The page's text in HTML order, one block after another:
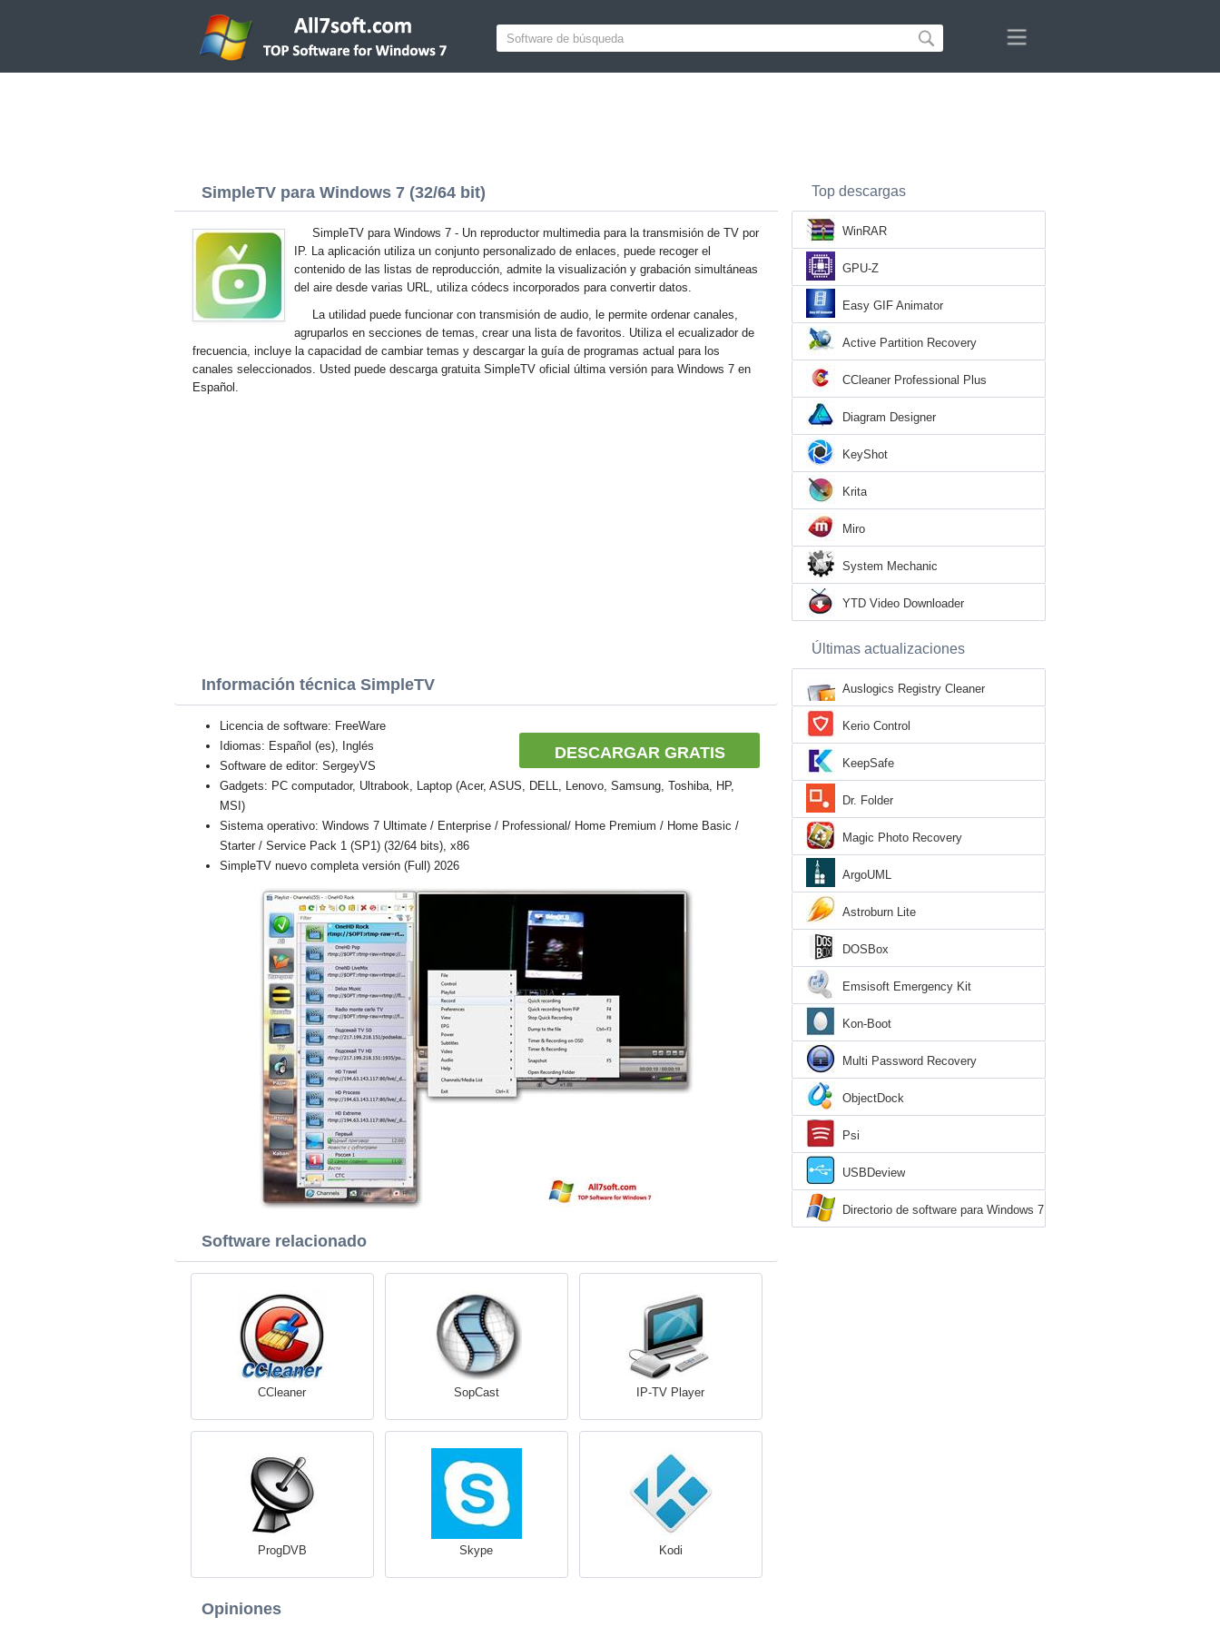
SimpleTV para Windows 7 (32/64 bit)
SimpleTV para Windows 7 - Un reproductor multimedia para la transmisión de TV por
IP. La aplicación utiliza un conjunto personalizado de enlaces, puede recoger el
contenido de las listas de reproducción, admite la visualización y grabación simultáneas
del aire desde varias URL, utiliza códecs incorporados para convertir datos.
La utilidad puede funcionar con transmisión de audio, le permite ordenar canales,
agruparlos en secciones de temas, crear una lista de favoritos. Utiliza el ecualizador de
frecuencia, incluye la capacidad de cambiar temas y descargar la guía de programas actual para los
canales seleccionados. Usted puede descarga gratuita SimpleTV oficial última versión para Windows 7 en
Español.
Información técnica SimpleTV
DESCARGAR GRATIS
Licencia de software: FreeWare
Idiomas: Español (es), Inglés
Software de editor: SergeyVS
Gadgets: PC computador, Ultrabook, Laptop (Acer, ASUS, DELL, Lenovo, Samsung, Toshiba, HP,
MSI)
Sistema operativo: Windows 7 Ultimate / Enterprise / Professional/ Home Premium / Home Basic /
Starter / Service Pack 1 (SP1) (32/64 bits), x86
SimpleTV nuevo completa versión (Full) 2026
Software relacionado
CCleaner SopCast IP-TV Player
ProgDVB Skype Kodi
Opiniones
Top descargas
WinRAR
GPU-Z
Easy GIF Animator
Active Partition Recovery
CCleaner Professional Plus
Diagram Designer
KeyShot
Krita
Miro
System Mechanic
YTD Video Downloader
Últimas actualizaciones
Auslogics Registry Cleaner
Kerio Control
KeepSafe
Dr. Folder
Magic Photo Recovery
ArgoUML
Astroburn Lite
DOSBox
Emsisoft Emergency Kit
Kon-Boot
Multi Password Recovery
ObjectDock
Psi
USBDeview
Directorio de software para Windows 7